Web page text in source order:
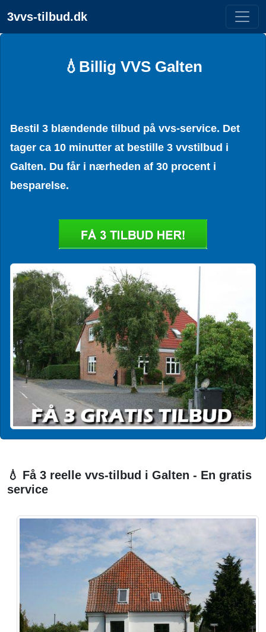
3vvs-tilbud.dk
💧Billig VVS Galten
Bestil 3 blændende tilbud på vvs-service. Det
tager ca 10 minutter at bestille 3 vvstilbud i
Galten. Du får i nærheden af 30 procent i
besparelse.
💧 Få 3 reelle vvs-tilbud i Galten - En gratis
service